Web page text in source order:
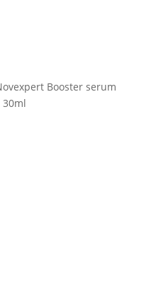
Booster serum